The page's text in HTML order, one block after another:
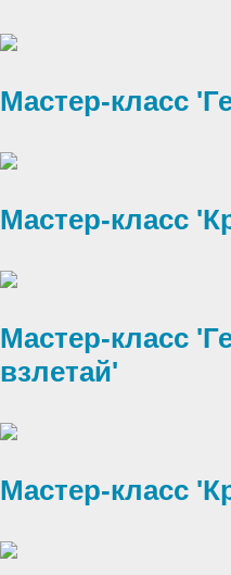
Мастер-класс
Мастер-класс
Мастер-класс
взлетай'
Мастер-класс